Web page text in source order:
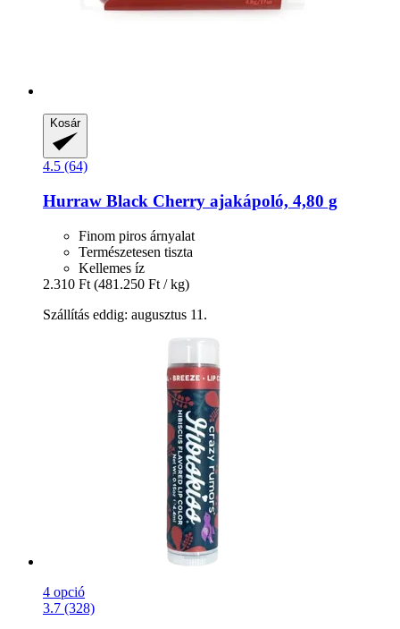
Kosár
4.5 (64)
Hurraw Black Cherry ajakápoló, 4,80 g
Finom piros árnyalat
Természetesen tiszta
Kellemes íz
2.310 Ft (481.250 Ft / kg)
Szállítás eddig: augusztus 11.
4 opció
3.7 (328)